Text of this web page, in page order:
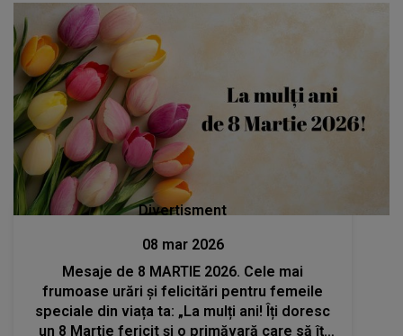
Divertisment
08 mar 2026
Mesaje de 8 MARTIE 2026. Cele mai
frumoase urări și felicitări pentru femeile
speciale din viața ta: „La mulți ani! Îți doresc
un 8 Martie fericit și o primăvară care să îți